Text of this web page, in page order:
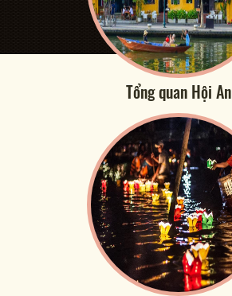
Tổng quan Hội An